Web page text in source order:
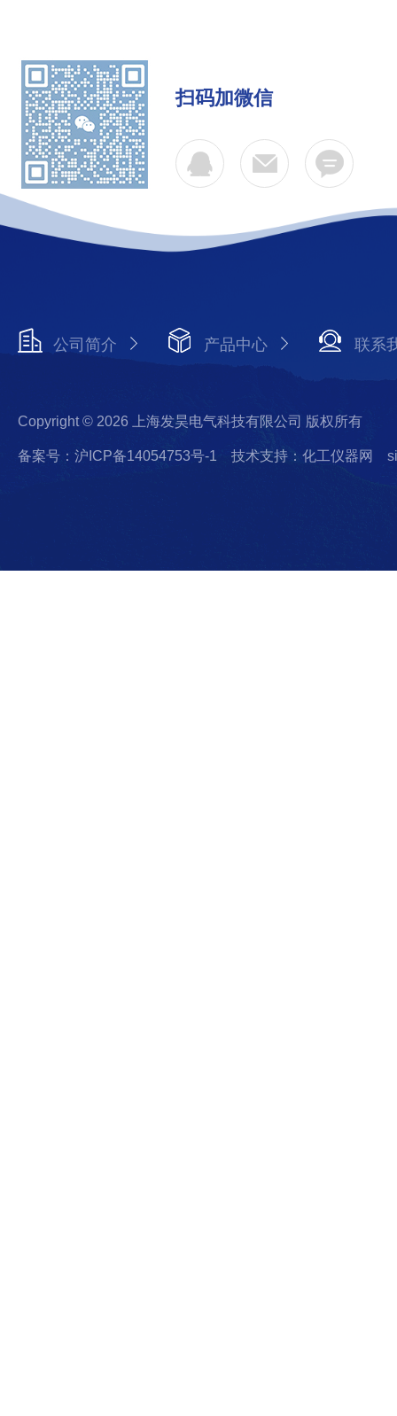
扫码加微信
公司简介 产品中心 联系
Copyright © 2026 上海发昊电气科技有限公司 版权所有
备案号：沪ICP备14054753号-1 技术支持：化工仪器网